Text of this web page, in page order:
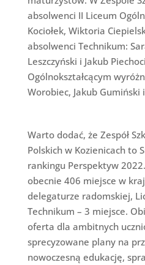
absolwenci II Liceum
Kociołek, Wiktoria
absolwenci Technikum:
Leszczyński i Jakub
Ogólnokształcącym
Worobiec, Jakub Gumiński
Warto dodać, że Zespół
Polskich w Kozienicach to
rankingu Perspektyw
obecnie 406 miejsce w
delegaturze radomskiej,
Technikum – 3 miejsce.
oferta dla ambitnych
sprecyzowane plany na
nowoczesną edukację,